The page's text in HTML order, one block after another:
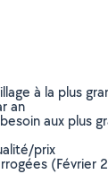
à la plus
an
aux plus
prix
(Février